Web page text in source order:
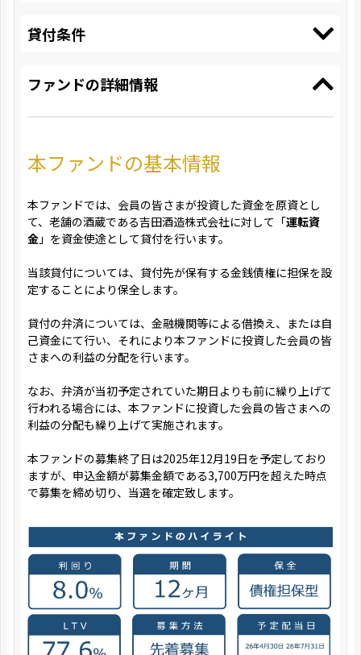
貸付条件
ファンドの詳細情報
本ファンドの基本情報
本ファンドでは、会員の皆さまが投資した資金を原資とし
て、老舗の酒蔵である吉田酒造株式会社に対して「運転資
金 」を資金使途として貸付を行います。
当該貸付については、貸付先が保有する金銭債権に担保を設
定することにより保全します。
貸付の弁済については、金融機関等による借換え、または自
己資金にて行い、それにより本ファンドに投資した会員の皆
さまへの利益の分配を行います。
なお、弁済が当初予定されていた期日よりも前に繰り上げて
行われる場合には、本ファンドに投資した会員の皆さまへの
利益の分配も繰り上げて実施されます。
本ファンドの募集終了日は2025年12月19日を予定しており
ますが、申込金額が募集金額である3,700万円を超えた時点
で募集を締め切り、当選を確定致します。